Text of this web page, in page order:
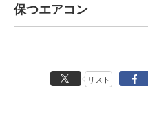
保つエアコン
リスト